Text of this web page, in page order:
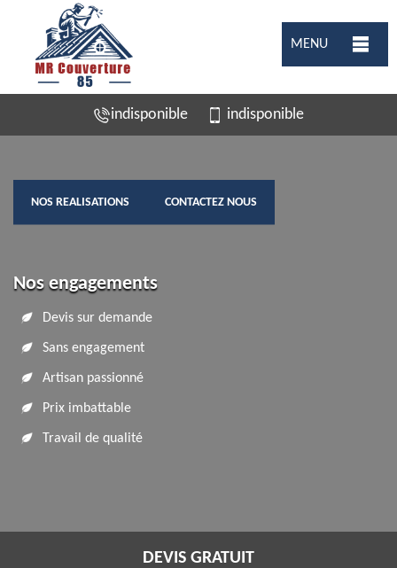
MENU
indisponible indisponible
NOS REALISATIONS CONTACTEZ NOUS
Nos engagements
Devis sur demande
Sans engagement
Artisan passionné
Prix imbattable
Travail de qualité
DEVIS GRATUIT